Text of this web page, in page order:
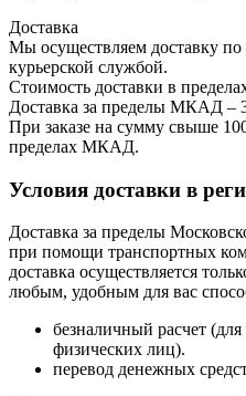
Доставка
Мы осуществляем доставку
курьерской службой.
Стоимость доставки в
Доставка за пределы МКАД –
При заказе на сумму свыше
пределах МКАД.
Условия доставки в
Доставка за пределы
при помощи транспортных
доставка осуществляется
любым, удобным для вас
безналичный расчет
физических лиц).
перевод денежных